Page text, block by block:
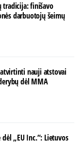
tradicija: finišavo
darbuotojų šeimų
nauji atstovai
dėl MMA
„EU Inc.“: Lietuvos